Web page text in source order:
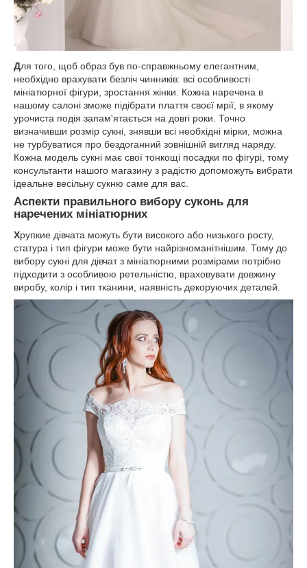
Для того, щоб образ був по-справжньому елегантним,
необхідно врахувати безліч чинників: всі особливості
мініатюрної фігури, зростання жінки. Кожна наречена в
нашому салоні зможе підібрати плаття своєї мрії, в якому
урочиста подія запам'ятається на довгі роки. Точно
визначивши розмір сукні, знявши всі необхідні мірки, можна
не турбуватися про бездоганний зовнішній вигляд наряду.
Кожна модель сукні має свої тонкощі посадки по фігурі, тому
консультанти нашого магазину з радістю допоможуть вибрати
ідеальне весільну сукню саме для вас.
Аспекти правильного вибору суконь для
наречених мініатюрних
Хрупкие дівчата можуть бути високого або низького росту,
статура і тип фігури може бути найрізноманітнішим. Тому до
вибору сукні для дівчат з мініатюрними розмірами потрібно
підходити з особливою ретельністю, враховувати довжину
виробу, колір і тип тканини, наявність декоруючих деталей.